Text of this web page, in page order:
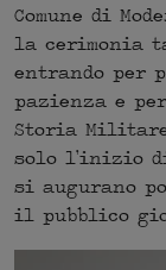
Comune di
la cerimonia
entrando per
pazienza e
Storia
solo l’inizio
si augurano
il pubblico